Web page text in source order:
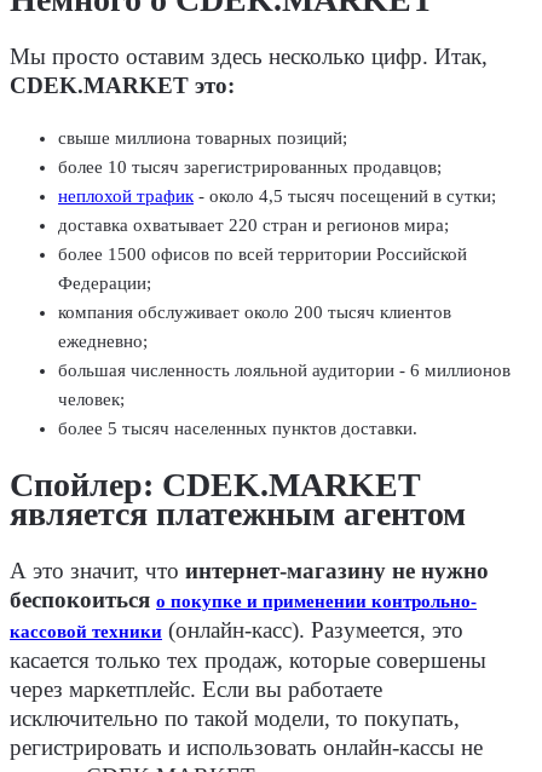
Мы просто оставим здесь несколько цифр. Итак,
CDEK.MARKET это:
свыше миллиона товарных позиций;
более 10 тысяч зарегистрированных продавцов;
неплохой трафик - около 4,5 тысяч посещений в сутки;
доставка охватывает 220 стран и регионов мира;
более 1500 офисов по всей территории Российской
Федерации;
компания обслуживает около 200 тысяч клиентов
ежедневно;
большая численность лояльной аудитории - 6 миллионов
человек;
более 5 тысяч населенных пунктов доставки.
Спойлер: CDEK.MARKET
является платежным агентом
А это значит, что интернет-магазину не нужно
беспокоиться о покупке и применении контрольно-
кассовой техники (онлайн-касс). Разумеется, это
касается только тех продаж, которые совершены
через маркетплейс. Если вы работаете
исключительно по такой модели, то покупать,
регистрировать и использовать онлайн-кассы не